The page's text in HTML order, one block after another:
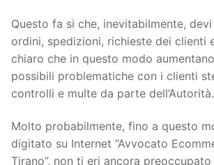
Questo fa si che, inevitabilmente,
ordini, spedizioni, richieste dei clienti
chiaro che in questo modo
possibili problematiche con i clienti
controlli e multe da parte dell’Autorità.
Molto probabilmente, fino a questo
digitato su Internet “Avvocato
Tirano”, non ti eri ancora